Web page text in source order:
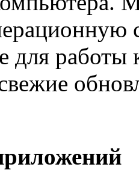
для работы